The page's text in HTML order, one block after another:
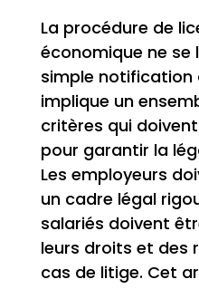
La procédure de
économique ne se
simple notification
implique un
critères qui
pour garantir la
Les employeurs
un cadre légal
salariés doivent
leurs droits et des
cas de litige. Cet